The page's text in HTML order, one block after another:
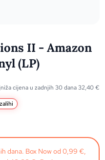
II - Amazon
(LP)
cijena u zadnjih 30 dana32,40€
dana. Box Now od 0,99 €,